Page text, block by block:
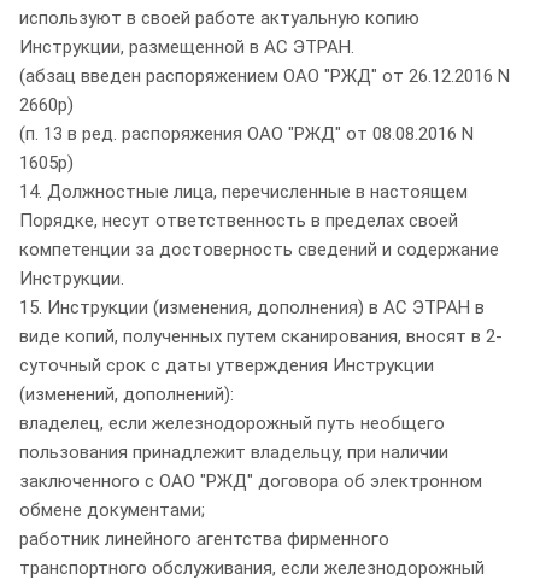
используют в своей работе актуальную копию
Инструкции, размещенной в АС ЭТРАН.
(абзац введен распоряжением ОАО "РЖД" от 26.12.2016 N
2660р)
(п. 13 в ред. распоряжения ОАО "РЖД" от 08.08.2016 N
1605р)
14. Должностные лица, перечисленные в настоящем
Порядке, несут ответственность в пределах своей
компетенции за достоверность сведений и содержание
Инструкции.
15. Инструкции (изменения, дополнения) в АС ЭТРАН в
виде копий, полученных путем сканирования, вносят в 2-
суточный срок с даты утверждения Инструкции
(изменений, дополнений):
владелец, если железнодорожный путь необщего
пользования принадлежит владельцу, при наличии
заключенного с ОАО "РЖД" договора об электронном
обмене документами;
работник линейного агентства фирменного
транспортного обслуживания, если железнодорожный